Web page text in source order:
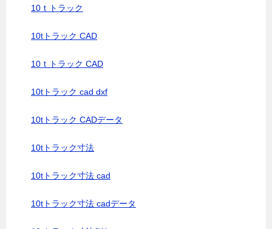
10ｔトラック
10tトラック CAD
10ｔトラック CAD
10tトラック cad dxf
10tトラック CADデータ
10tトラック寸法
10tトラック寸法 cad
10tトラック寸法 cadデータ